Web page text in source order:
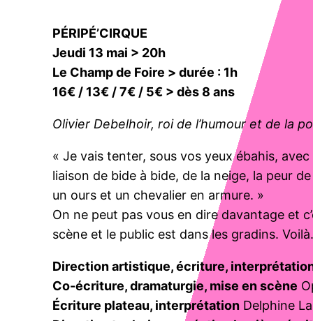
PÉRIPÉ’CIRQUE
Jeudi 13 mai > 20h
Le Champ de Foire > durée : 1h
16€ / 13€ / 7€ / 5€ > dès 8 ans
Olivier Debelhoir, roi de l’humour et de la
« Je vais tenter, sous vos yeux ébahis,
liaison de bide à bide, de la neige, la peur
un ours et un chevalier en armure. »
On ne peut pas vous en dire davantage et
scène et le public est dans les gradins.
Direction artistique, écriture,
Co-écriture, dramaturgie, mise en scène
Écriture plateau, interprétation Delphine